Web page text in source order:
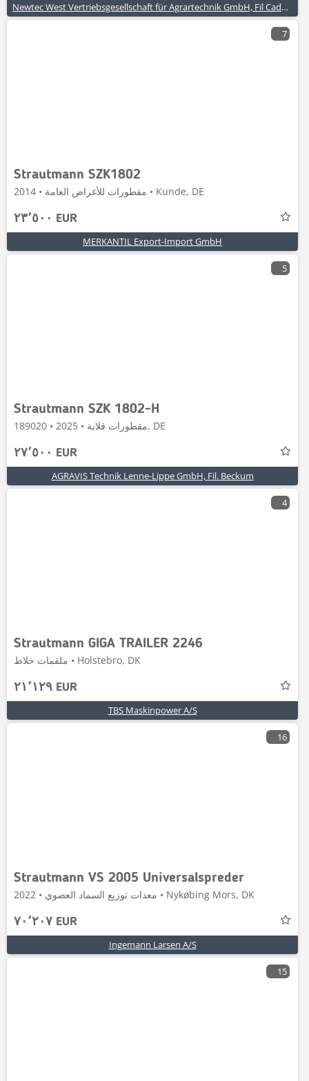
Newtec West Vertriebsgesellschaft für Agrartechnik GmbH, Fil Cadenberge
7
Strautmann SZK1802
مقطورات للأغراض العامة • 2014 • Kunde, DE
٢٣٬٥٠٠ EUR
MERKANTIL Export-Import GmbH
5
Strautmann SZK 1802-H
مقطورات قلابة • 2025 • 189020, DE
٢٧٬٥٠٠ EUR
AGRAVIS Technik Lenne-Lippe GmbH, Fil. Beckum
4
Strautmann GIGA TRAILER 2246
ملقمات خلاط • Holstebro, DK
٢١٬١٢٩ EUR
TBS Maskinpower A/S
16
Strautmann VS 2005 Universalspreder
معدات توزيع السماد العضوي • 2022 • Nykøbing Mors, DK
٧٠٬٢٠٧ EUR
Ingemann Larsen A/S
15